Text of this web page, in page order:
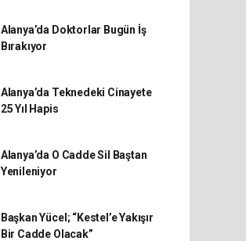
Alanya’da Doktorlar Bugün İş
Bırakıyor
Alanya’da Teknedeki Cinayete
25 Yıl Hapis
Alanya’da O Cadde Sil Baştan
Yenileniyor
Başkan Yücel; “Kestel’e Yakışır
Bir Cadde Olacak”